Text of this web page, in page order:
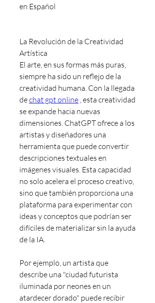
en Español
La Revolución de la Creatividad
Artística
El arte, en sus formas más puras,
siempre ha sido un reflejo de la
creatividad humana. Con la llegada
de chat gpt online , esta creatividad
se expande hacia nuevas
dimensiones. ChatGPT ofrece a los
artistas y diseñadores una
herramienta que puede convertir
descripciones textuales en
imágenes visuales. Esta capacidad
no solo acelera el proceso creativo,
sino que también proporciona una
plataforma para experimentar con
ideas y conceptos que podrían ser
difíciles de materializar sin la ayuda
de la IA.
Por ejemplo, un artista que
describe una "ciudad futurista
iluminada por neones en un
atardecer dorado" puede recibir